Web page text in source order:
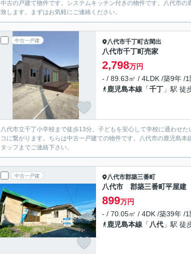
中古の戸建て物件です。システムキッチン付きの物件です。八代市
致します。まずはお気軽にご連絡ください。
中古一戸建 八代市千丁町古閑出
八代市千丁町売家
2,798万円
- / 89.63㎡ / 4LDK /築9年 /1
鹿児島本線 「千丁 」駅 徒
八代市立千丁小学校まで徒歩13分。子どもを安心して学校に通わせ
コに繋がります。ちらは中古一戸建ての物件です。八代市の鹿児島
タッフまでご連絡下さい。
中古一戸建 八代市郡築三番町
八代市 郡築三番町平屋
899万円
- / 70.05㎡ / 4DK /築39年 /1
鹿児島本線 「 八代 」駅 徒